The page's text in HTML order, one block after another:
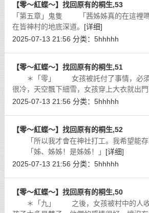
【零～紅蝶～】找回原有的桐生,53
「第五章」鬼隻 「茜姊姊真的在這
在皆神村的地底深道。 [详细]
2025-07-13 21:56 分类： 5hhhhh
【零～紅蝶～】找回原有的桐生,51
＊「零」 女孩被託付了事情，必
很冷，天空飄下細雪，女孩穿上大衣就出門
2025-07-13 21:56 分类： 5hhhhh
【零～紅蝶～】找回原有的桐生,52
「所以我才會在神社打工。我希望能存
「姊、姊姊！是姊姊！」 [详细]
2025-07-13 21:56 分类： 5hhhhh
【零～紅蝶～】找回原有的桐生,50
＊「九」 之後，女孩被村中的人